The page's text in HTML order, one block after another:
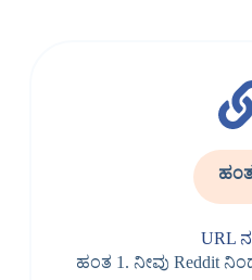
URL
ಹಂತ 1. ನೀವು